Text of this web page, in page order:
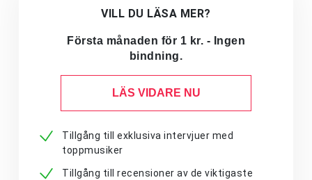
VILL DU LÄSA MER?
Första månaden för 1 kr. - Ingen
bindning.
LÄS VIDARE NU
Tillgång till exklusiva intervjuer med
toppmusiker
Tillgång till recensioner av de viktigaste